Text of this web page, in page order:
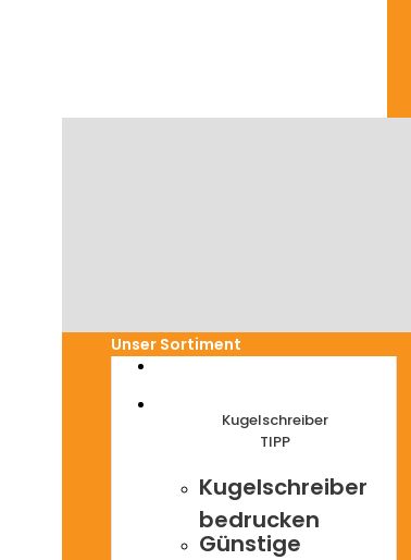
Unser Sortiment
Kugelschreiber
TIPP
Kugelschreiber
bedrucken
Günstige